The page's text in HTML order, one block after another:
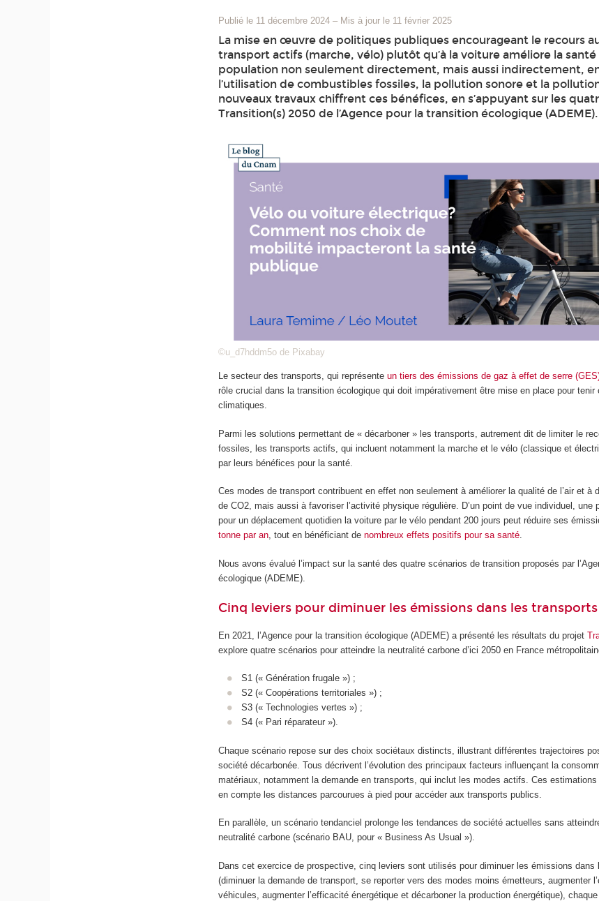
Publié le 11 décembre 2024 – Mis à jour le 11 février 2025
La mise en œuvre de politiques publiques encourageant le recours
transport actifs (marche, vélo) plutôt qu’à la voiture améliore la santé
population non seulement directement, mais aussi indirectement,
l’utilisation de combustibles fossiles, la pollution sonore et la pollution
nouveaux travaux chiffrent ces bénéfices, en s’appuyant sur les
Transition(s) 2050 de l’Agence pour la transition écologique (ADEME).
©u_d7hddm5o de Pixabay
Le secteur des transports, qui représenteun tiers des émissions de gaz à effet de serre
rôle crucial dans la transition écologique qui doit impérativement être mise en place pour tenir
climatiques.
Parmi les solutions permettant de « décarboner » les transports, autrement dit de limiter le
fossiles, les transports actifs, qui incluent notamment la marche et le vélo (classique et
par leurs bénéfices pour la santé.
Ces modes de transport contribuent en effet non seulement à améliorer la qualité de l’air et à
de CO2, mais aussi à favoriser l’activité physique régulière. D’un point de vue individuel, une
pour un déplacement quotidien la voiture par le vélo pendant 200 jours peut réduire ses
tonne par an, tout en bénéficiant denombreux effets positifs pour sa santé.
Nous avons évalué l’impact sur la santé des quatre scénarios de transition proposés par
écologique (ADEME).
Cinq leviers pour diminuer les émissions dans les transports
En 2021, l’Agence pour la transition écologique (ADEME) a présenté les résultats du projet
explore quatre scénarios pour atteindre la neutralité carbone d’ici 2050 en France
S1 (« Génération frugale ») ;
S2 (« Coopérations territoriales ») ;
S3 (« Technologies vertes ») ;
S4 (« Pari réparateur »).
Chaque scénario repose sur des choix sociétaux distincts, illustrant différentes trajectoires
société décarbonée. Tous décrivent l’évolution des principaux facteurs influençant la
matériaux, notamment la demande en transports, qui inclut les modes actifs. Ces estimations
en compte les distances parcourues à pied pour accéder aux transports publics.
En parallèle, un scénario tendanciel prolonge les tendances de société actuelles sans
neutralité carbone (scénario BAU, pour « Business As Usual »).
Dans cet exercice de prospective, cinq leviers sont utilisés pour diminuer les émissions dans
(diminuer la demande de transport, se reporter vers des modes moins émetteurs, augmenter
véhicules, augmenter l’efficacité énergétique et décarboner la production énergétique),